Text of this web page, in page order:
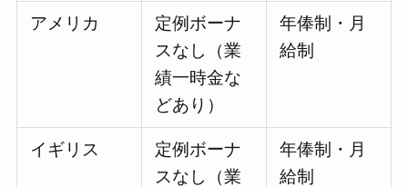
アメリカ
定例ボーナ
スなし（業
績一時金な
どあり）
年俸制・月
給制
イギリス
定例ボーナ
スなし（業
年俸制・月
給制